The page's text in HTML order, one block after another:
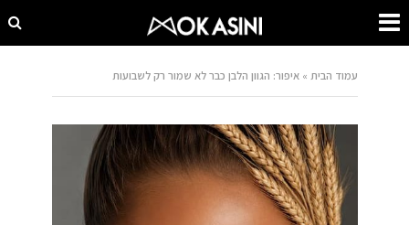
עמוד הבית »איפור: הגוון הלבן כבר לא שמור רק לשבועות